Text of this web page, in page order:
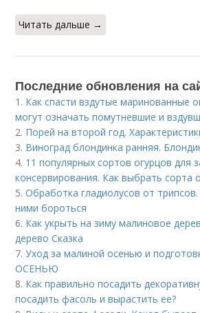
Читать дальше →
Последние обновления на
1. Как спасти вздутые маринованные
могут означать помутневшие и
2. Порей на второй год.
3. Виноград блондинка ранняя.
4. 11 популярных сортов огурцов для
консервирования. Как выбрать сорта
5.Обработка гладиолусов от
ними бороться
6. Как укрыть на зиму малиновое
дерево Сказка
7.Уход за малиной осенью и
ОСЕНЬЮ
8. Как правильно посадить
посадить фасоль и вырастить ее?